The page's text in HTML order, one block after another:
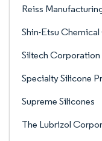
Reiss
Shin-Etsu
Siltech Corporation
Specialty Silicone
Supreme Silicones
The Lubrizol